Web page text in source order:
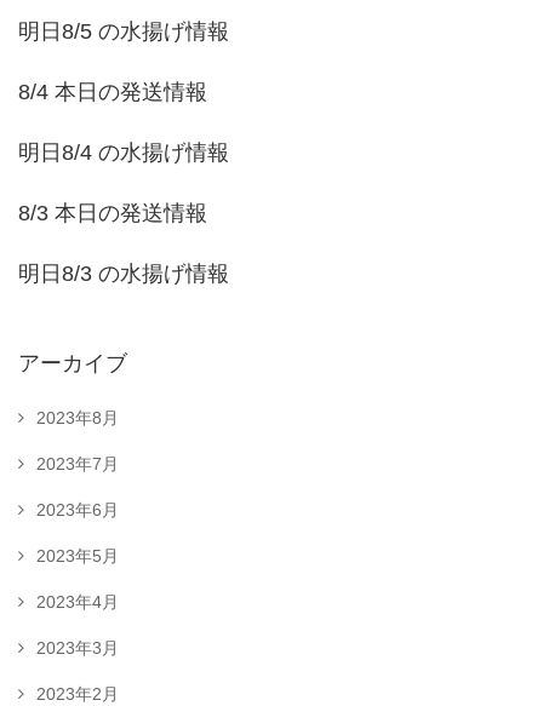
明日8/5 の水揚げ情報
8/4 本日の発送情報
明日8/4 の水揚げ情報
8/3 本日の発送情報
明日8/3 の水揚げ情報
アーカイブ
2023年8月
2023年7月
2023年6月
2023年5月
2023年4月
2023年3月
2023年2月